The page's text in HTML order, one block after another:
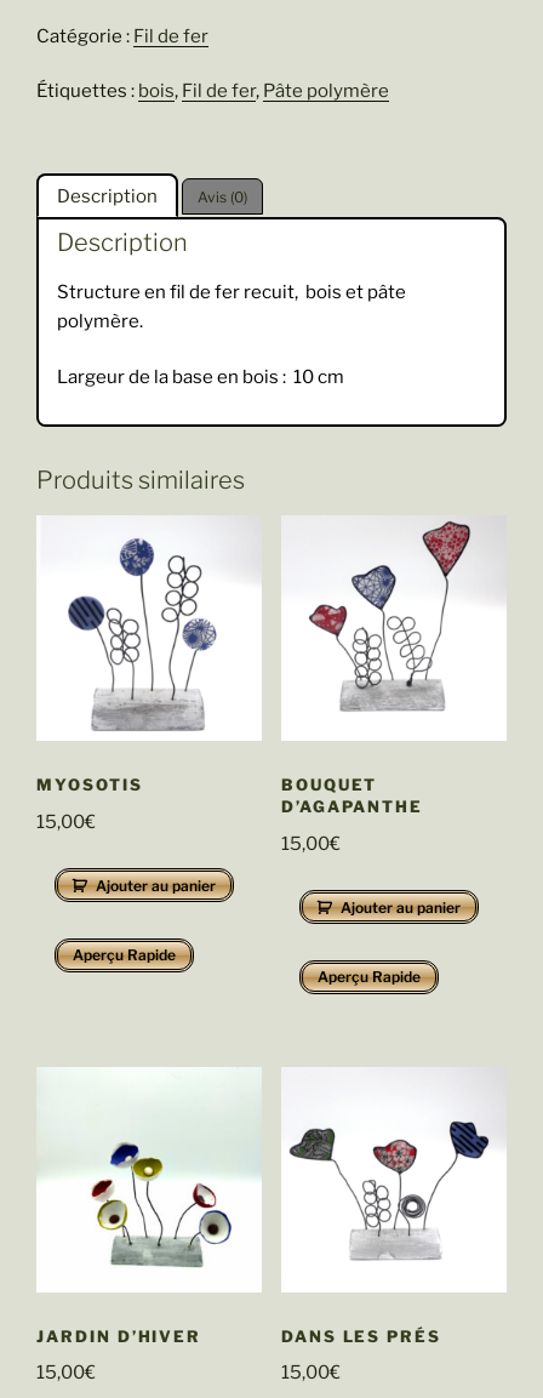
Catégorie : Fil de fer
Étiquettes : bois, Fil de fer, Pâte polymère
Description Avis (0)
Description
Structure en fil de fer recuit, bois et pâte
polymère.
Largeur de la base en bois : 10 cm
Produits similaires
MYOSOTIS
15,00€
Ajouter au panier
Aperçu Rapide
BOUQUET
D’AGAPANTHE
15,00€
Ajouter au panier
Aperçu Rapide
JARDIN D’HIVER
15,00€
DANS LES PRÉS
15,00€